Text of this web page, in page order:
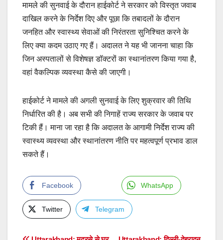
मामले की सुनवाई के दौरान हाईकोर्ट ने सरकार को विस्तृत जवाब
दाखिल करने के निर्देश दिए और पूछा कि तबादलों के दौरान
जनहित और स्वास्थ्य सेवाओं की निरंतरता सुनिश्चित करने के
लिए क्या कदम उठाए गए हैं। अदालत ने यह भी जानना चाहा कि
जिन अस्पतालों से विशेषज्ञ डॉक्टरों का स्थानांतरण किया गया है,
वहां वैकल्पिक व्यवस्था कैसे की जाएगी।
हाईकोर्ट ने मामले की अगली सुनवाई के लिए शुक्रवार की तिथि
निर्धारित की है। अब सभी की निगाहें राज्य सरकार के जवाब पर
टिकी हैं। माना जा रहा है कि अदालत के आगामी निर्देश राज्य की
स्वास्थ्य व्यवस्था और स्थानांतरण नीति पर महत्वपूर्ण प्रभाव डाल
सकते हैं।
Facebook WhatsApp
Twitter Telegram